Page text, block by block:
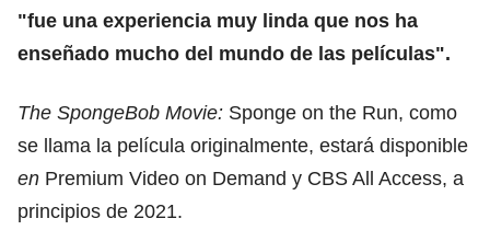
"fue una experiencia muy linda que nos ha
enseñado mucho del mundo de las películas".
The SpongeBob Movie: Sponge on the Run, como
se llama la película originalmente, estará disponible
en Premium Video on Demand y CBS All Access, a
principios de 2021.